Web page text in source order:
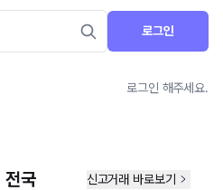
로그인
로그인 해주세요.